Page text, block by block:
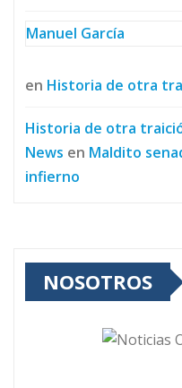
Manuel García
en Historia de otra
Historia de otra
News en Maldito
infierno
NOSOTROS